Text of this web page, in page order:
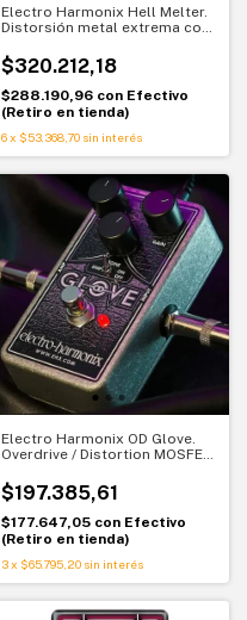
Electro Harmonix Hell Melter.
Distorsión metal extrema con
$320.212,18
$288.190,96 con Efectivo
(Retiro en tienda)
6 x $53.368,70 sin interés
Electro Harmonix OD Glove.
Overdrive / Distortion MOSFET.
$197.385,61
$177.647,05 con Efectivo
(Retiro en tienda)
3 x $65.795,20 sin interés